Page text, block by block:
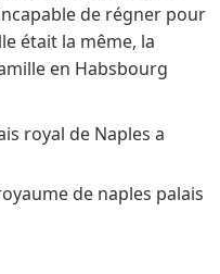
de régner pour
était la même, la
en Habsbourg
royal de Naples a